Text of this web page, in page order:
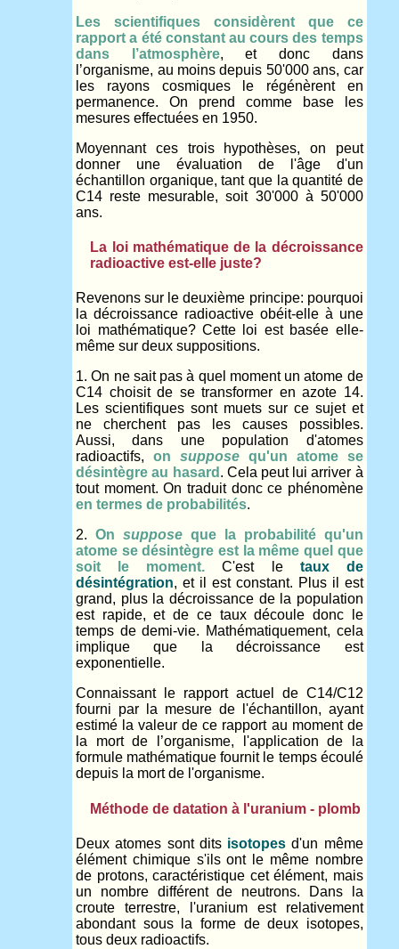
Les scientifiques considèrent que ce
rapport a été constant au cours des temps
dans l’atmosphère, et donc dans
l’organisme, au moins depuis 50'000 ans, car
les rayons cosmiques le régénèrent en
permanence. On prend comme base les
mesures effectuées en 1950.
Moyennant ces trois hypothèses, on peut
donner une évaluation de l'âge d'un
échantillon organique, tant que la quantité de
C14 reste mesurable, soit 30'000 à 50'000
ans.
La loi mathématique de la décroissance
radioactive est-elle juste?
Revenons sur le deuxième principe: pourquoi
la décroissance radioactive obéit-elle à une
loi mathématique? Cette loi est basée elle-
même sur deux suppositions.
1. On ne sait pas à quel moment un atome de
C14 choisit de se transformer en azote 14.
Les scientifiques sont muets sur ce sujet et
ne cherchent pas les causes possibles.
Aussi, dans une population d'atomes
radioactifs,on supposequ'un atome se
désintègre au hasard . Cela peut lui arriver à
tout moment. On traduit donc ce phénomène
en termes de probabilités.
2.On supposeque la probabilité qu'un
atome se désintègre est la même quel que
soit le moment. C'est le taux de
désintégration, et il est constant. Plus il est
grand, plus la décroissance de la population
est rapide, et de ce taux découle donc le
temps de demi-vie. Mathématiquement, cela
implique que la décroissance est
exponentielle.
Connaissant le rapport actuel de C14/C12
fourni par la mesure de l'échantillon, ayant
estimé la valeur de ce rapport au moment de
la mort de l’organisme, l'application de la
formule mathématique fournit le temps écoulé
depuis la mort de l'organisme.
Méthode de datation à l'uranium - plomb
Deux atomes sont dits isotopes d'un même
élément chimique s'ils ont le même nombre
de protons, caractéristique cet élément, mais
un nombre différent de neutrons. Dans la
croute terrestre, l'uranium est relativement
abondant sous la forme de deux isotopes,
tous deux radioactifs.